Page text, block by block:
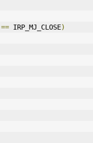
== IRP_MJ_CLOSE)